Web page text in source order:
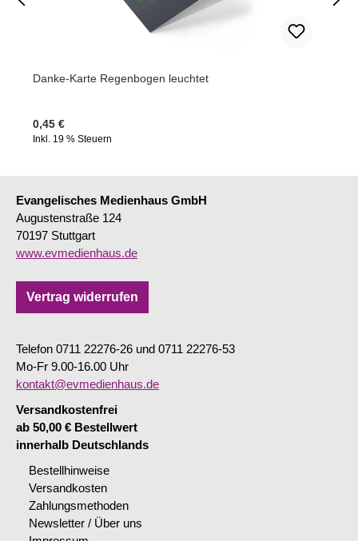
Danke-Karte Regenbogen leuchtet
Regulärer Preis:
0,45 €
Inkl. 19 % Steuern
Evangelisches Medienhaus GmbH
Augustenstraße 124
70197 Stuttgart
www.evmedienhaus.de
Vertrag widerrufen
Telefon 0711 22276-26 und 0711 22276-53
Mo-Fr 9.00-16.00 Uhr
kontakt@evmedienhaus.de
Versandkostenfrei
ab 50,00 € Bestellwert
innerhalb Deutschlands
Bestellhinweise
Versandkosten
Zahlungsmethoden
Newsletter / Über uns